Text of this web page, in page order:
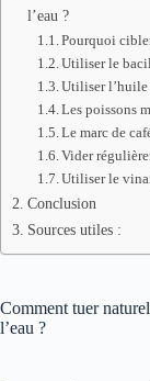
l’eau ?
Pourquoi
Utiliser le
Utiliser l’huile
Les poissons
Le marc de
Vider
Utiliser le
Conclusion
Sources utiles :
Comment tuer
l’eau ?